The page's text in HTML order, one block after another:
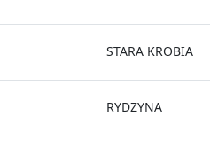
STARA KROBIA
RYDZYNA